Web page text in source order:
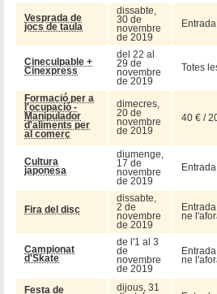
Vesprada de
jocs de taula
dissabte,
30 de
novembre
de 2019
Cineculpable +
Cinexpress
del 22 al
29 de
novembre
de 2019
Totes
Formació per a
l'ocupació -
Manipulador
d'aliments per
al comerç
dimecres,
20 de
novembre
de 2019
40 € /
Cultura
japonesa
diumenge,
17 de
novembre
de 2019
Fira del disc
dissabte,
2 de
novembre
de 2019
ne
Campionat
d'Skate
de l'1 al 3
de
novembre
de 2019
ne
Festa de dijous, 31